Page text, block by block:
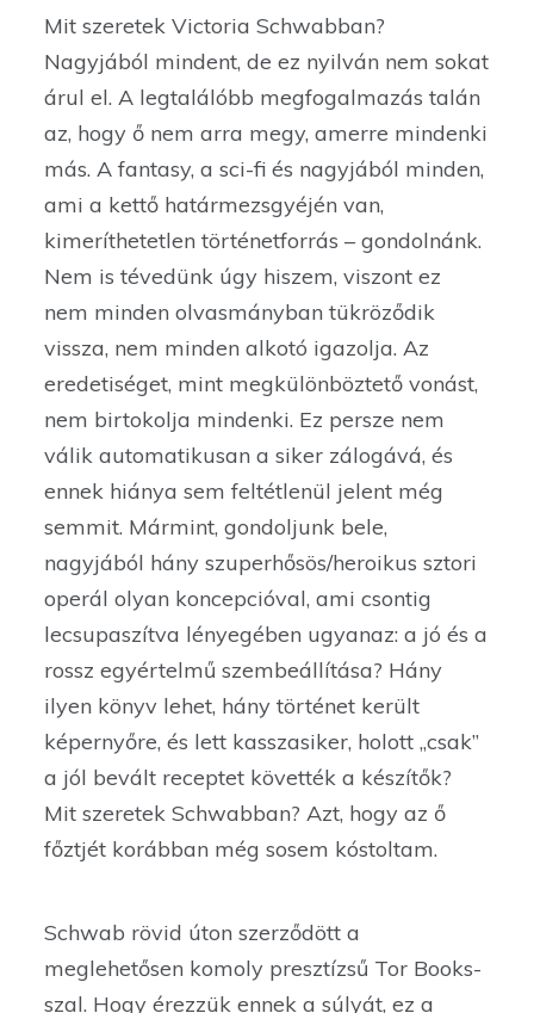
Mit szeretek Victoria Schwabban?
Nagyjából mindent, de ez nyilván nem sokat
árul el. A legtalálóbb megfogalmazás talán
az, hogy ő nem arra megy, amerre mindenki
más. A fantasy, a sci-fi és nagyjából minden,
ami a kettő határmezsgyéjén van,
kimeríthetetlen történetforrás – gondolnánk.
Nem is tévedünk úgy hiszem, viszont ez
nem minden olvasmányban tükröződik
vissza, nem minden alkotó igazolja. Az
eredetiséget, mint megkülönböztető vonást,
nem birtokolja mindenki. Ez persze nem
válik automatikusan a siker zálogává, és
ennek hiánya sem feltétlenül jelent még
semmit. Mármint, gondoljunk bele,
nagyjából hány szuperhősös/heroikus sztori
operál olyan koncepcióval, ami csontig
lecsupaszítva lényegében ugyanaz: a jó és a
rossz egyértelmű szembeállítása? Hány
ilyen könyv lehet, hány történet került
képernyőre, és lett kasszasiker, holott „csak”
a jól bevált receptet követték a készítők?
Mit szeretek Schwabban? Azt, hogy az ő
főztjét korábban még sosem kóstoltam.
Schwab rövid úton szerződött a
meglehetősen komoly presztízsű Tor Books-
szal. Hogy érezzük ennek a súlyát, ez a